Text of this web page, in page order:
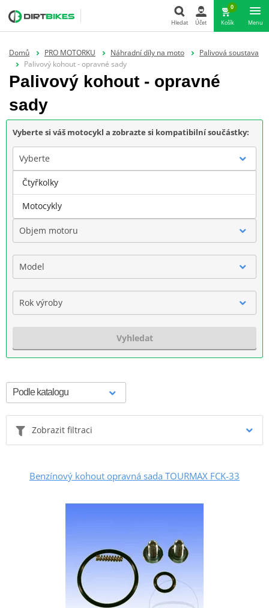
Hledat
Hledat Účet
0
Košík Menu
Domů PRO MOTORKU Náhradní díly na moto
Palivová soustava
Palivový kohout - opravné sady
Palivový kohout - opravné
sady
Vyberte si váš motocykl a zobrazte si kompatibilní součástky:
Vyberte
Značka
Objem motoru
Model
Rok výroby
Vyhledat
Zobrazit filtraci
Benzínový kohout opravná sada TOURMAX FCK-33
Čtyřkolky
Motocykly